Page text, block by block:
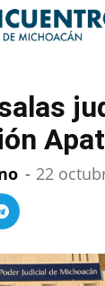
- 22